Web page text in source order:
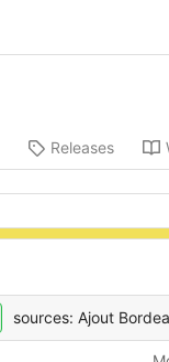
Releases
sources: Ajout